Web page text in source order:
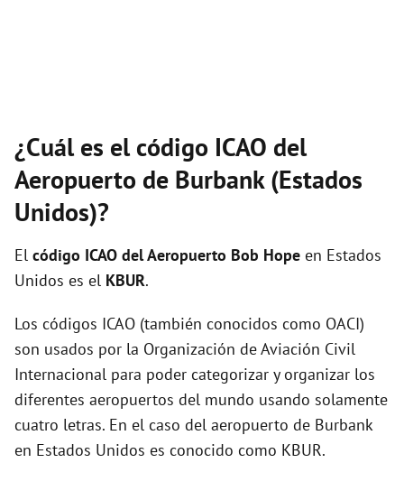
¿Cuál es el código ICAO del
Aeropuerto de Burbank (Estados
Unidos)?
El código ICAO delAeropuerto Bob Hope en Estados
Unidos es el KBUR.
Los códigos ICAO (también conocidos como OACI)
son usados por la Organización de Aviación Civil
Internacional para poder categorizar y organizar los
diferentes aeropuertos del mundo usando solamente
cuatro letras. En el caso del aeropuerto de Burbank
en Estados Unidos es conocido como KBUR.